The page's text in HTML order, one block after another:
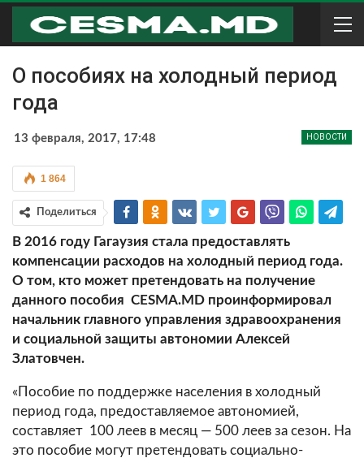
О пособиях на холодный период
года
НОВОСТИ
13 февраля, 2017, 17:48
1 864
Поделиться
В 2016 году Гагаузия стала предоставлять
компенсации расходов на холодный период года.
О том, кто может претендовать на получение
данного пособия CESMA.MD проинформировал
начальник главного управления здравоохранения
и социальной защиты автономии Алексей
Златовчен.
«Пособие по поддержке населения в холодный
период года, предоставляемое автономией,
составляет 100 леев в месяц — 500 леев за сезон. На
это пособие могут претендовать социально-